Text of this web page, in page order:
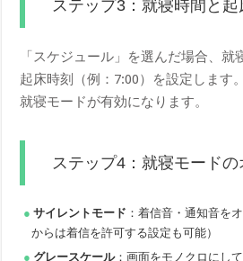
ステップ3：就寝時間と
「スケジュール」を選んだ場合、就
起床時刻（例：7:00）を設定します
就寝モードが有効になります。
ステップ4：就寝モード
サイレントモード ：着信音・通知音を
からは着信を許可する設定も可能）
グレースケール：画面をモノクロにし